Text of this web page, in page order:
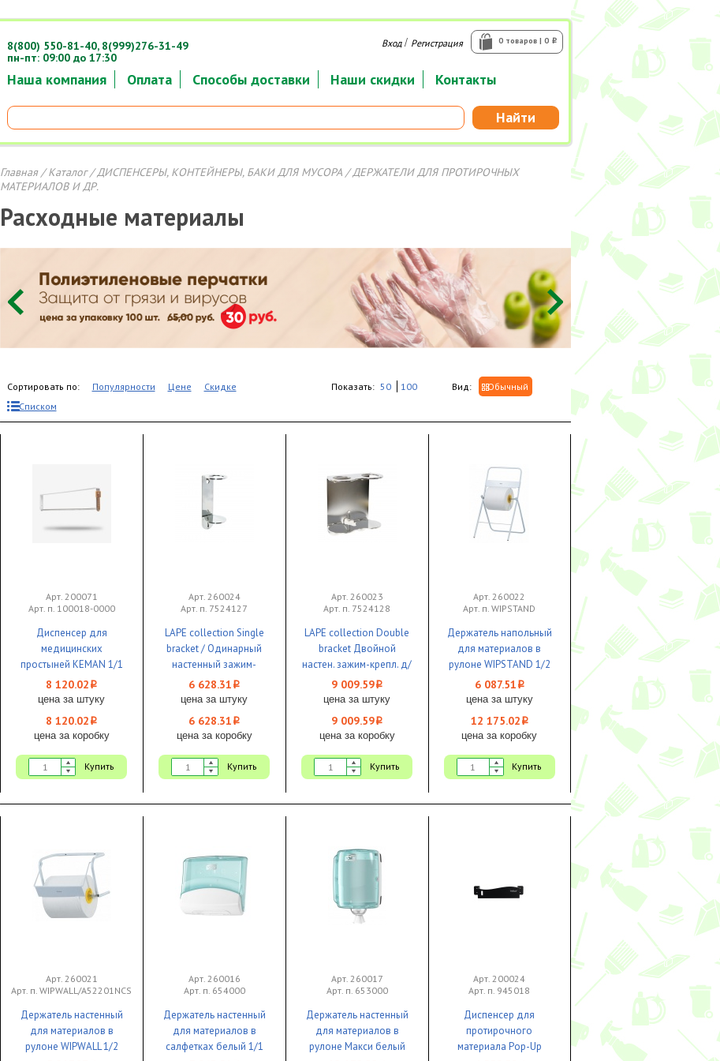
Наша компания Оплата Способы доставки Наши скидки Контакты
Найти
0 товаров | 0 i
Вход/ Регистрация
8(800) 550-81-40, 8(999)276-31-49
пн-пт: 09:00 до 17:30
Главная/Каталог/ДИСПЕНСЕРЫ, КОНТЕЙНЕРЫ, БАКИ ДЛЯ МУСОРА/ ДЕРЖАТЕЛИ ДЛЯ ПРОТИРОЧНЫХ
МАТЕРИАЛОВ И ДР.
Расходные материалы
Сортировать по: Популярности Цене Скидке Показать: 50 100 Вид:
Обычный
Списком
Арт. 200071
Арт. п. 100018-0000
Диспенсер для
медицинских
простыней KEMAN 1/1
8 120.02 i
цена за штуку
8 120.02 i
цена за коробку
Купить
Арт. 260024
Арт. п. 7524127
LAPE collection Single
bracket / Одинарный
настенный зажим-
крепление для Лапэ
1/1 *
6 628.31 i
цена за штуку
6 628.31 i
цена за коробку
Купить
Арт. 260023
Арт. п. 7524128
LAPE collection Double
bracket Двойной
настен. зажим-крепл. д/
Лапэ / 1/1 *
9 009.59i
цена за штуку
9 009.59i
цена за коробку
Купить
Арт. 260022
Арт. п. WIPSTAND
Держатель напольный
для материалов в
рулоне WIPSTAND 1/2
Veiro Professional
6 087.51 i
цена за штуку
12 175.02 i
цена за коробку
Купить
Арт. 260021
Арт. п. WIPWALL/A52201NCS
Держатель настенный
для материалов в
рулоне WIPWALL 1/2
Арт. 260016
Арт. п. 654000
Держатель настенный
для материалов в
салфетках белый 1/1
Арт. 260017
Арт. п. 653000
Держатель настенный
для материалов в
рулоне Макси белый
Арт. 200024
Арт. п. 945018
Диспенсер для
протирочного
материала Pop-Up